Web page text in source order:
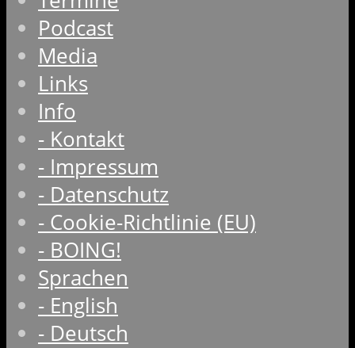
Podcast
Media
Links
Info
- Kontakt
- Impressum
- Datenschutz
- Cookie-Richtlinie (EU)
- BOING!
Sprachen
- English
- Deutsch